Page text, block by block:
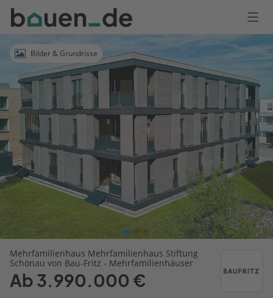
Bauen
Logo
AnmeldenBilder & Grundrisse
Mehrfamilienhaus Mehrfamilienhaus Stiftung
Schönau von Bau-Fritz - Mehrfamilienhäuser
Ab 3.990.000 €